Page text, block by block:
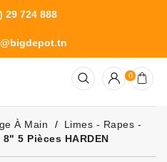
29 724 888
0
À Main
Limes - Rapes -
5 Pièces HARDEN